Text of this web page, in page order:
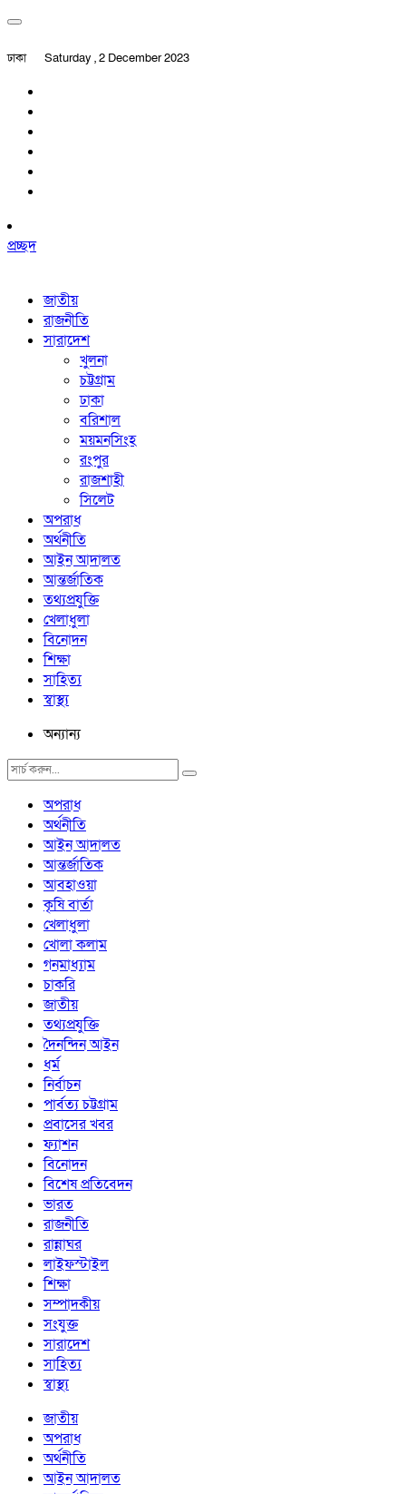
ঢাকা Saturday , 2 December 2023
প্রচ্ছদ
জাতীয়
রাজনীতি
সারাদেশ
খুলনা
চট্টগ্রাম
ঢাকা
বরিশাল
ময়মনসিংহ
রংপুর
রাজশাহী
সিলেট
অপরাধ
অর্থনীতি
আইন আদালত
আন্তর্জাতিক
তথ্যপ্রযুক্তি
খেলাধুলা
বিনোদন
শিক্ষা
সাহিত্য
স্বাস্থ্য
অন্যান্য
অপরাধ
অর্থনীতি
আইন আদালত
আন্তর্জাতিক
আবহাওয়া
কৃষি বার্তা
খেলাধুলা
খোলা কলাম
গনমাধ্যাম
চাকরি
জাতীয়
তথ্যপ্রযুক্তি
দৈনন্দিন আইন
ধর্ম
নির্বাচন
পার্বত্য চট্টগ্রাম
প্রবাসের খবর
ফ্যাশন
বিনোদন
বিশেষ প্রতিবেদন
ভারত
রাজনীতি
রান্নাঘর
লাইফস্টাইল
শিক্ষা
সম্পাদকীয়
সংযুক্ত
সারাদেশ
সাহিত্য
স্বাস্থ্য
জাতীয়
অপরাধ
অর্থনীতি
আইন আদালত